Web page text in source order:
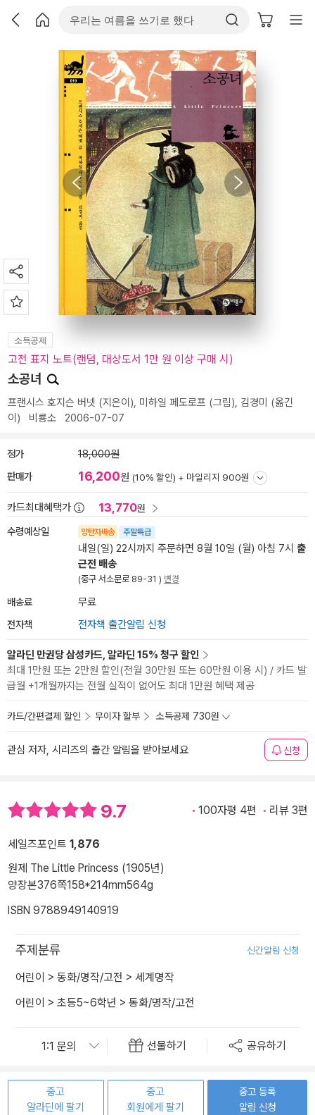
소득공제
고전 표지 노트(랜덤, 대상도서 1만 원 이상 구매 시)
소공녀
프랜시스 호지슨 버넷 (지은이), 미하일 페도로프 (그림), 김경미
(옮긴
이) 비룡소 2006-07-07
정가 18,000원
판매가 16,200원 (10% 할인) + 마일리지 900원
카드최대혜택가 13,770원
수령예상일 양탄자배송 주말특급
내일(일) 22시까지 주문하면 8월 10일 (월) 아침 7시 출
근전 배송
(중구 서소문로 89-31 ) 변경
배송료 무료
전자책 전자책 출간알림 신청
알라딘 만권당 삼성카드, 알라딘 15% 청구 할인
최대 1만원 또는 2만원 할인(전월 30만원 또는 60만원 이용 시) / 카드 발
급월 +1개월까지는 전월 실적이 없어도 최대 1만원 혜택 제공
카드/간편결제 할인 무이자 할부 소득공제 730원
관심 저자, 시리즈의 출간 알림을 받아보세요 신청
9.7 100자평 4편 리뷰 3편
세일즈포인트 1,876
원제 The Little Princess (1905년)
양장본376쪽158*214mm564g
ISBN 9788949140919
주제분류 신간알림 신청
어린이 > 동화/명작/고전 > 세계명작
어린이 > 초등5~6학년 > 동화/명작/고전
선물하기 공유하기
중고
알라딘에 팔기
중고
회원에게 팔기
중고 등록
알림 신청